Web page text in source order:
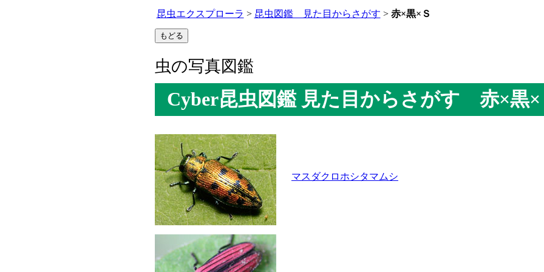
昆虫エクスプローラ > 昆虫図鑑 見た目からさがす > 赤×黒×Ｓ
虫の写真図鑑
Cyber昆虫図鑑 見た目からさがす 赤×黒×
マスダクロホシタマムシ